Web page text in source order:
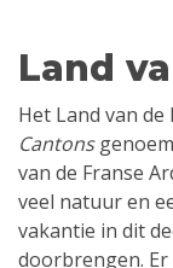
Land
Het Land van
Cantons
van de Franse
veel natuur en
vakantie in dit
doorbrengen.